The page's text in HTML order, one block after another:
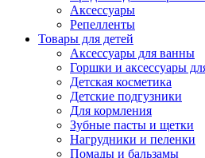
Аксессуары
Репелленты
Товары для детей
Аксессуары для ванны
Горшки и аксессуары
Детская косметика
Детские подгузники
Для кормления
Зубные пасты и щетки
Нагрудники и пеленки
Помады и бальзамы